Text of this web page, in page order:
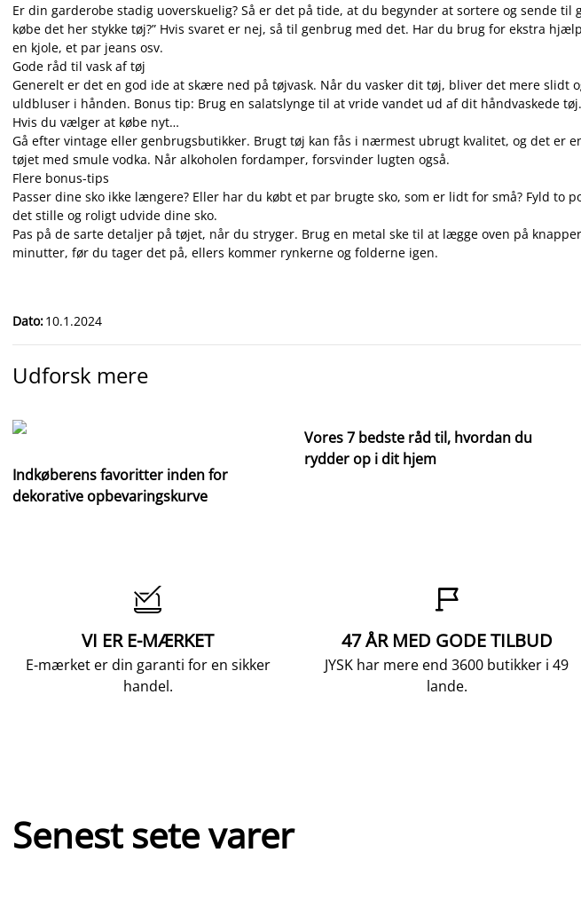
Er din garderobe stadig uoverskuelig? Så er det på tide, at du begynder at sortere og sende
købe det her stykke tøj?” Hvis svaret er nej, så til genbrug med det. Har du brug for ekstra
en kjole, et par jeans osv.
Gode råd til vask af tøj
Generelt er det en god ide at skære ned på tøjvask. Når du vasker dit tøj, bliver det mere slidt
uldbluser i hånden. Bonus tip: Brug en salatslynge til at vride vandet ud af dit håndvaskede tøj.
Hvis du vælger at købe nyt…
Gå efter vintage eller genbrugsbutikker. Brugt tøj kan fås i nærmest ubrugt kvalitet, og det
tøjet med smule vodka. Når alkoholen fordamper, forsvinder lugten også.
Flere bonus-tips
Passer dine sko ikke længere? Eller har du købt et par brugte sko, som er lidt for små? Fyld
det stille og roligt udvide dine sko.
Pas på de sarte detaljer på tøjet, når du stryger. Brug en metal ske til at lægge oven på
minutter, før du tager det på, ellers kommer rynkerne og folderne igen.
Dato:10.1.2024
Udforsk mere
Indkøberens favoritter inden for
dekorative opbevaringskurve
Vores 7 bedste råd til, hvordan du
rydder op i dit hjem

VI ER E-MÆRKET
E-mærket er din garanti for en sikker
handel.

47 ÅR MED GODE TILBUD
JYSK har mere end 3600 butikker i 49
lande.
Senest sete varer